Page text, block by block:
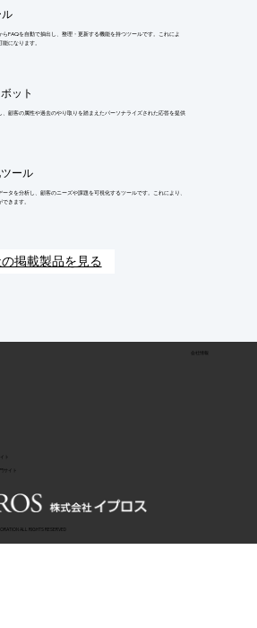
FAQを自動で抽出し、整理・更新する機能を持つツールです。これによ
になります。
ット
、顧客の属性や過去のやり取りを踏まえたパーソナライズされた応答を提供
ール
タを分析し、顧客のニーズや課題を可視化するツールです。これにより、
きます。
掲載製品を見る
会社情報
ALL RIGHTS RESERVED
サイト
ト